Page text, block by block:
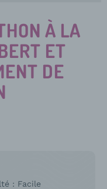
À LA
ET
DE
: Facile